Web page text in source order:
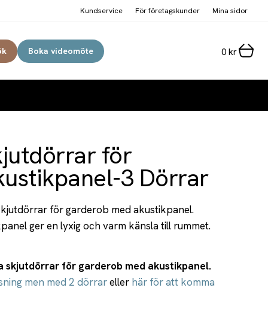
Boka videomöte 0 kr
Kundservice För företagskunder Mina sidor
för
3 Dörrar
för garderob med akustikpanel.
ger en lyxig och varm känsla till rummet.
skjutdörrar för garderob med akustikpanel.
men med 2 dörrareller här för att komma